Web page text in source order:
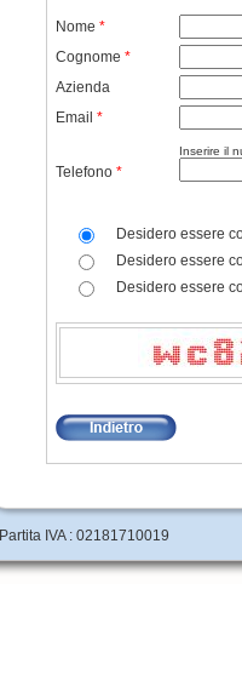
Nome *
Cognome *
Azienda
Email *
Telefono *
Inserire il
Desidero essere
Desidero essere
Desidero essere
Partita IVA : 02181710019